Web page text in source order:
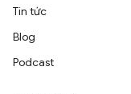
Tin tức
Blog
Podcast